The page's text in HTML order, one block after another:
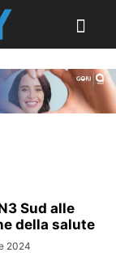
Sud alle
della salute
2024